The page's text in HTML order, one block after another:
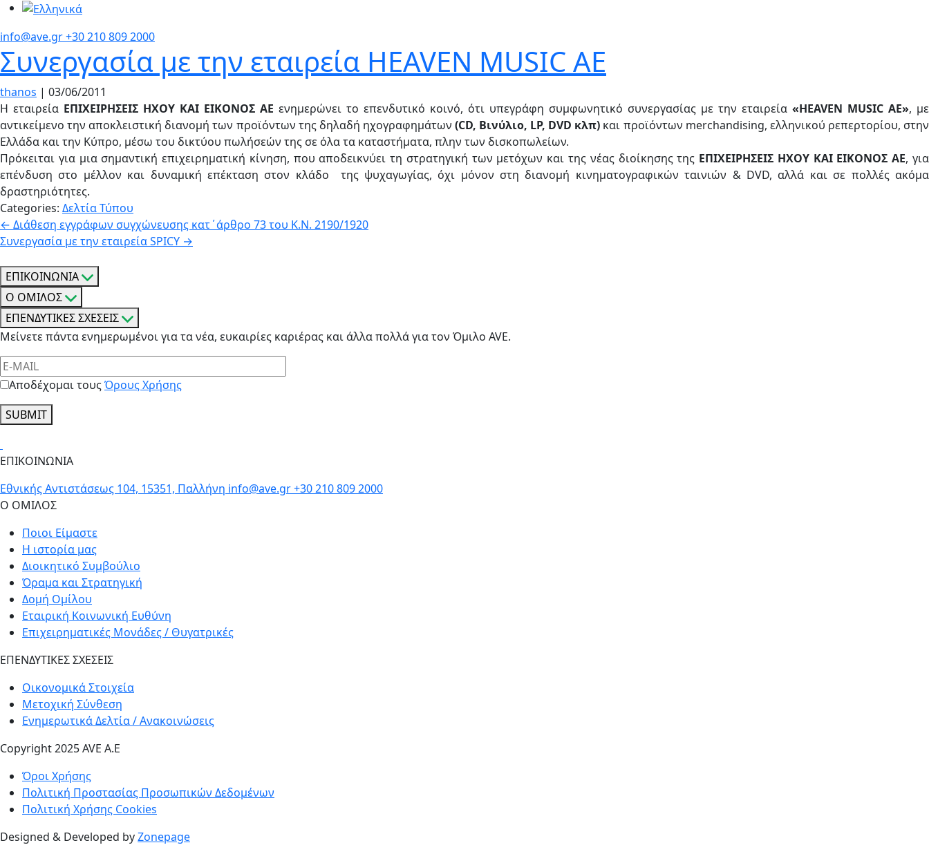
info@ave.gr+30 210 809 2000
Συνεργασία με την εταιρεία HEAVEN MUSIC AE
thanos | 03/06/2011
Η εταιρεία ΕΠΙΧΕΙΡΗΣΕΙΣ ΗΧΟΥ ΚΑΙ ΕΙΚΟΝΟΣ ΑΕ ενημερώνει το επενδυτικό κοινό, ότι υπεγράφη συμφωνητικό συνεργασίας με την εταιρεία «HEAVEN MUSIC AE», με
αντικείμενο την αποκλειστική διανομή των προϊόντων της δηλαδή ηχογραφημάτων (CD, Βινύλιο, LP, DVD κλπ) και προϊόντων merchandising, ελληνικού ρεπερτορίου, στην
Ελλάδα και την Κύπρο, μέσω του δικτύου πωλήσεών της σε όλα τα καταστήματα, πλην των δισκοπωλείων.
Πρόκειται για μια σημαντική επιχειρηματική κίνηση, που αποδεικνύει τη στρατηγική των μετόχων και της νέας διοίκησης της ΕΠΙΧΕΙΡΗΣΕΙΣ ΗΧΟΥ ΚΑΙ ΕΙΚΟΝΟΣ ΑΕ, για
επένδυση στο μέλλον και δυναμική επέκταση στον κλάδο της ψυχαγωγίας, όχι μόνον στη διανομή κινηματογραφικών ταινιών & DVD, αλλά και σε πολλές ακόμα
δραστηριότητες.
Categories: Δελτία Τύπου
Πλοήγηση
άρθρων
← Διάθεση εγγράφων συγχώνευσης κατ΄άρθρο 73 του Κ.Ν. 2190/1920
Συνεργασία με την εταιρεία SPICY →
ΕΠΙΚΟΙΝΩΝΙΑ
Ο ΟΜΙΛΟΣ
ΕΠΕΝΔΥΤΙΚΕΣ ΣΧΕΣΕΙΣ
Μείνετε πάντα ενημερωμένοι για τα νέα, ευκαιρίες καριέρας και άλλα πολλά για τον Όμιλο AVE.
Αποδέχομαι τουςΌρους Χρήσης
SUBMIT
ΕΠΙΚΟΙΝΩΝΙΑ
Εθνικής Αντιστάσεως 104, 15351, Παλλήνη info@ave.gr+30 210 809 2000
Ο ΟΜΙΛΟΣ
Ποιοι Είμαστε
Η ιστορία μας
Διοικητικό Συμβούλιο
Όραμα και Στρατηγική
Δομή Ομίλου
Εταιρική Κοινωνική Ευθύνη
Επιχειρηματικές Μονάδες / Θυγατρικές
ΕΠΕΝΔΥΤΙΚΕΣ ΣΧΕΣΕΙΣ
Οικονομικά Στοιχεία
Μετοχική Σύνθεση
Ενημερωτικά Δελτία / Ανακοινώσεις
Copyright 2025 AVE A.E
Όροι Χρήσης
Πολιτική Προστασίας Προσωπικών Δεδομένων
Πολιτική Χρήσης Cookies
Designed & Developed byZonepage